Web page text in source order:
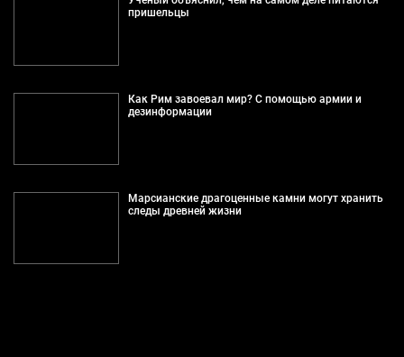
пришельцы
Как Рим завоевал мир? С помощью армии и
дезинформации
Марсианские драгоценные камни могут хранить
следы древней жизни